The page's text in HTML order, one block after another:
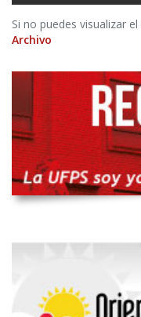
Si no puedes visualizar
Archivo